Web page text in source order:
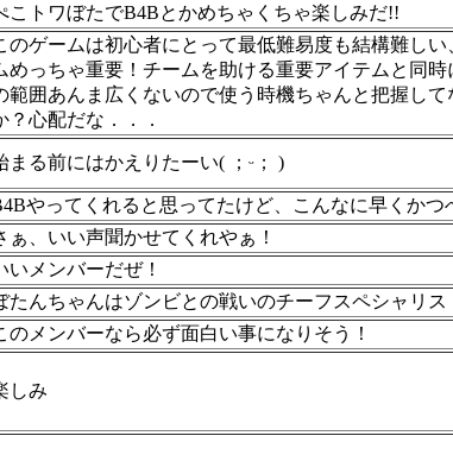
こトワぼたでB4Bとかめちゃくちゃ楽しみだ!!
のゲームは初心者にとって最低難易度も結構難し
めっちゃ重要！チームを助ける重要アイテムと同
範囲あんま広くないので使う時機ちゃんと把握し
？心配だな．．．
まる前にはかえりたーい( ；ᵕ； )
やってくれると思ってたけど、こんなに早くか
ぁ、いい声聞かせてくれやぁ！
いメンバーだぜ！
たんちゃんはゾンビとの戦いのチーフスペシャリ
のメンバーなら必ず面白い事になりそう！
しみ